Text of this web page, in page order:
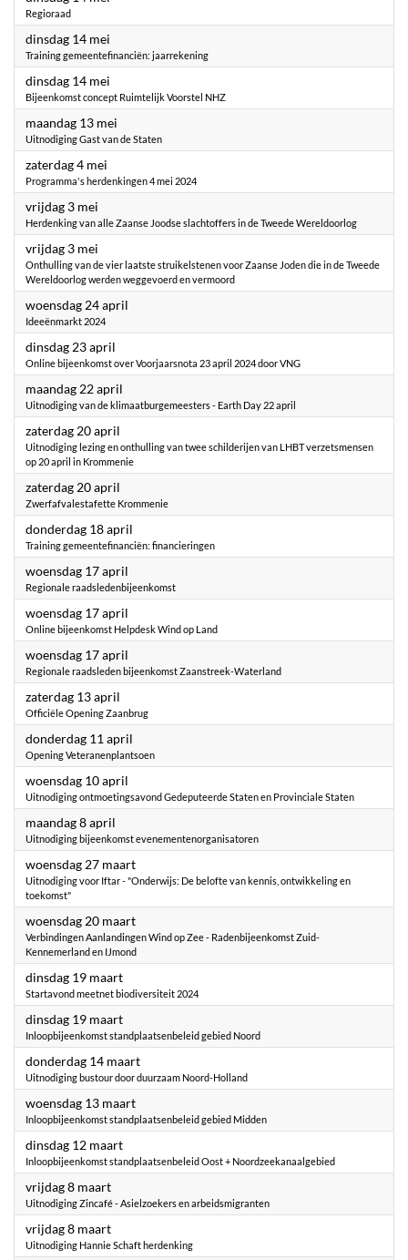
Regioraad
dinsdag 14 mei
Training gemeentefinanciën: jaarrekening
dinsdag 14 mei
Bijeenkomst concept Ruimtelijk Voorstel NHZ
maandag 13 mei
Uitnodiging Gast van de Staten
zaterdag 4 mei
Programma's herdenkingen 4 mei 2024
vrijdag 3 mei
Herdenking van alle Zaanse Joodse slachtoffers in de Tweede Wereldoorlog
vrijdag 3 mei
Onthulling van de vier laatste struikelstenen voor Zaanse Joden die in de Tweede
Wereldoorlog werden weggevoerd en vermoord
woensdag 24 april
Ideeënmarkt 2024
dinsdag 23 april
Online bijeenkomst over Voorjaarsnota 23 april 2024 door VNG
maandag 22 april
Uitnodiging van de klimaatburgemeesters - Earth Day 22 april
zaterdag 20 april
Uitnodiging lezing en onthulling van twee schilderijen van LHBT verzetsmensen
op 20 april in Krommenie
zaterdag 20 april
Zwerfafvalestafette Krommenie
donderdag 18 april
Training gemeentefinanciën: financieringen
woensdag 17 april
Regionale raadsledenbijeenkomst
woensdag 17 april
Online bijeenkomst Helpdesk Wind op Land
woensdag 17 april
Regionale raadsleden bijeenkomst Zaanstreek-Waterland
zaterdag 13 april
Officiële Opening Zaanbrug
donderdag 11 april
Opening Veteranenplantsoen
woensdag 10 april
Uitnodiging ontmoetingsavond Gedeputeerde Staten en Provinciale Staten
maandag 8 april
Uitnodiging bijeenkomst evenementenorganisatoren
woensdag 27 maart2024
Uitnodiging voor Iftar - "Onderwijs: De belofte van kennis, ontwikkeling en
toekomst"
woensdag 20 maart2024
Verbindingen Aanlandingen Wind op Zee - Radenbijeenkomst Zuid-
Kennemerland en IJmond
dinsdag 19 maart2024
Startavond meetnet biodiversiteit 2024
dinsdag 19 maart2024
Inloopbijeenkomst standplaatsenbeleid gebied Noord
donderdag 14 maart2024
Uitnodiging bustour door duurzaam Noord-Holland
woensdag 13 maart2024
Inloopbijeenkomst standplaatsenbeleid gebied Midden
dinsdag 12 maart2024
Inloopbijeenkomst standplaatsenbeleid Oost + Noordzeekanaalgebied
vrijdag 8 maart2024
Uitnodiging Zincafé - Asielzoekers en arbeidsmigranten
vrijdag 8 maart2024
Uitnodiging Hannie Schaft herdenking